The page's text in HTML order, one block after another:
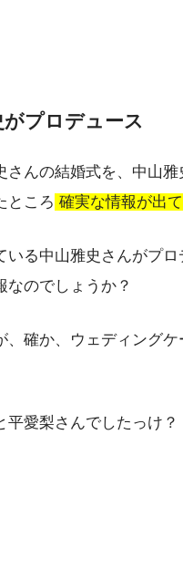
プロデュース
さんの結婚式を、中山
ところ 確実な情報が出
いる中山雅史さんがプ
なのでしょうか？
、確か、ウェディング
平愛梨さんでしたっけ？